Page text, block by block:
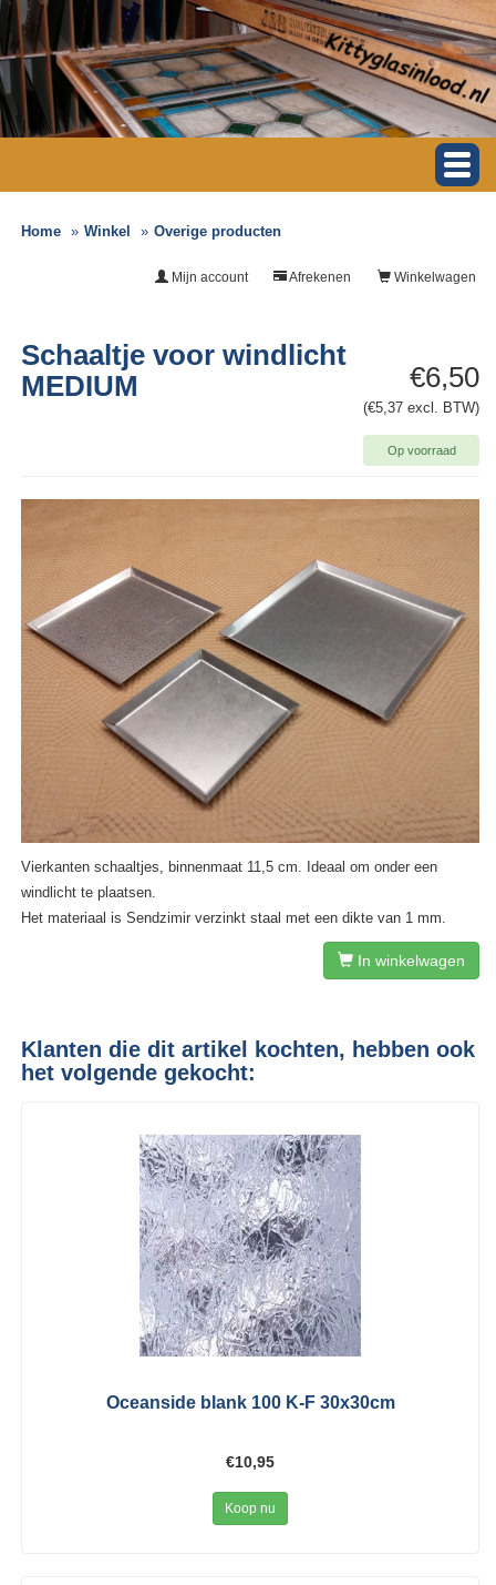
Home Winkel Overige producten
Winkelwagen
Afrekenen
Mijn account
€6,50
(€5,37 excl. BTW)
Op voorraad
Schaaltje voor windlicht
MEDIUM
Vierkanten schaaltjes, binnenmaat 11,5 cm. Ideaal om onder een
windlicht te plaatsen.
Het materiaal is Sendzimir verzinkt staal met een dikte van 1 mm.
In winkelwagen
Klanten die dit artikel kochten, hebben ook
het volgende gekocht:
Oceanside blank 100 K-F 30x30cm
€10,95
Koop nu